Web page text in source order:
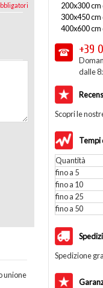
200x300
300x450
400x600 cm
+39
dalle
Scopri le
Tempi
Quantità
fino a 5
fino a 10
fino a 25
fino a 50
Spedizione
unione